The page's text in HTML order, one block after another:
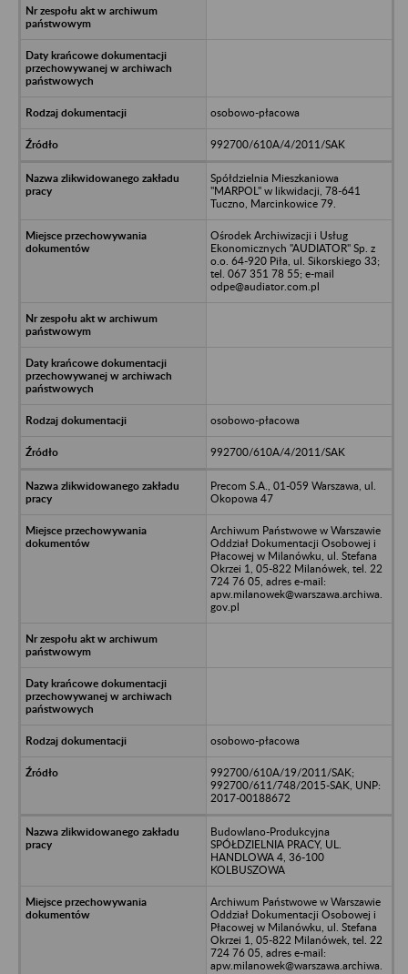
osobowo-płacowa
992700/610A/4/2011/SAK
Spółdzielnia Mieszkaniowa
"MARPOL" w likwidacji, 78-641
Tuczno, Marcinkowice 79.
Ośrodek Archiwizacji i Usług
Ekonomicznych "AUDIATOR" Sp. z
o.o. 64-920 Piła, ul. Sikorskiego 33;
tel. 067 351 78 55; e-mail
odpe@audiator.com.pl
osobowo-płacowa
992700/610A/4/2011/SAK
Precom S.A., 01-059 Warszawa, ul.
Okopowa 47
Archiwum Państwowe w Warszawie
Oddział Dokumentacji Osobowej i
Płacowej w Milanówku, ul. Stefana
Okrzei 1, 05-822 Milanówek, tel. 22
724 76 05, adres e-mail:
apw.milanowek@warszawa.archiwa.
gov.pl
osobowo-płacowa
992700/610A/19/2011/SAK;
992700/611/748/2015-SAK, UNP:
2017-00188672
Budowlano-Produkcyjna
SPÓŁDZIELNIA PRACY, UL.
HANDLOWA 4, 36-100
KOLBUSZOWA
Archiwum Państwowe w Warszawie
Oddział Dokumentacji Osobowej i
Płacowej w Milanówku, ul. Stefana
Okrzei 1, 05-822 Milanówek, tel. 22
724 76 05, adres e-mail:
apw.milanowek@warszawa.archiwa.